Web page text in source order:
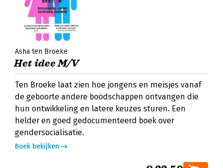
Asha ten Broeke
Het idee M/V
Ten Broeke laat zien hoe jongens en meisjes vanaf
de geboorte andere boodschappen ontvangen die
hun ontwikkeling en latere keuzes sturen. Een
helder en goed gedocumenteerd boek over
gendersocialisatie.
Boek bekijken